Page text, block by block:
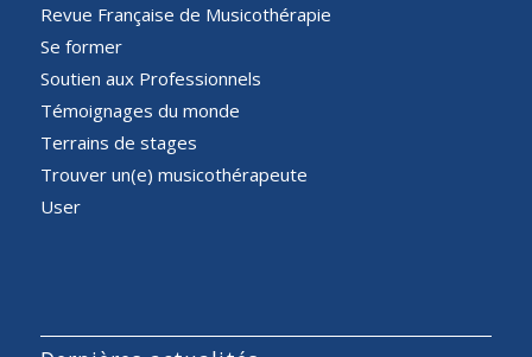
Revue Française de Musicothérapie
Se former
Soutien aux Professionnels
Témoignages du monde
Terrains de stages
Trouver un(e) musicothérapeute
User